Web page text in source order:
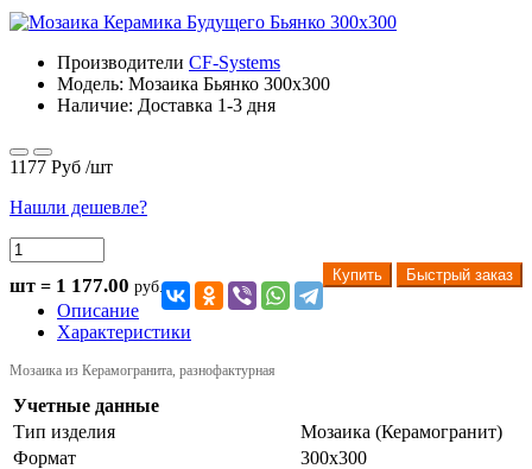
Производители CF-Systems
Модель: Мозаика Бьянко 300х300
Наличие: Доставка 1-3 дня
1177 Руб /шт
Нашли дешевле?
шт = 1 177.00 руб.
Купить Быстрый заказ
Описание
Характеристики
Мозаика из Керамогранита, разнофактурная
Учетные данные
Тип изделия
Мозаика (Керамогранит)
Формат
300х300